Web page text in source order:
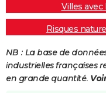
COPAINS D'AVANT
Se connecter
Entreprises
Service militaire
Avis de recherche
AVIS DE DÉCÈS
Bricolage
Lifestyle
Culture
Sport
Auto
Television
Voyage
Cinema
Villes avec
Risques
NB : La base de
industrielles françaises
en grande quantité.